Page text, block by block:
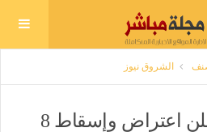
الشروق نيوز
الجيش الأردني يعلن اعتراض وإسقاط 8